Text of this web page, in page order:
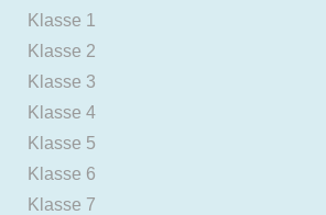
Klasse 1
Klasse 2
Klasse 3
Klasse 4
Klasse 5
Klasse 6
Klasse 7